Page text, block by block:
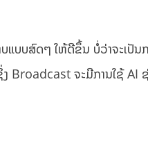
ບບສົດໆ ໃຫ້ດີຂຶ້ນ ບໍ່ວ່າຈະເປັນ
Broadcast ຈະມີການໃຊ້ AI